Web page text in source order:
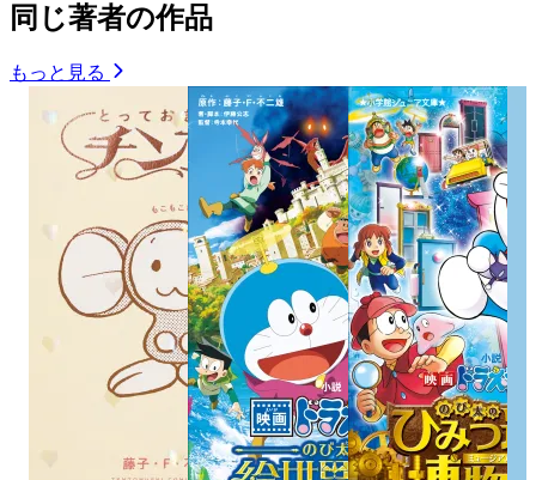
同じ著者の作品
もっと見る